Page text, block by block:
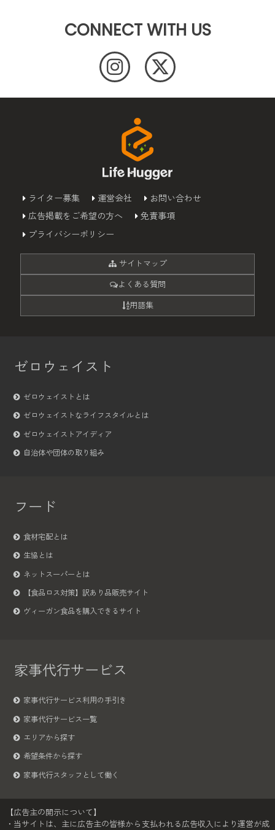
CONNECT WITH US
ライター募集 運営会社
お問い合わせ
広告掲載をご希望の方へ
免責事項
プライバシーポリシー
サイトマップ
よくある質問
用語集
ゼロウェイスト
ゼロウェイストとは
ゼロウェイストなライフスタイルとは
ゼロウェイストアイディア
自治体や団体の取り組み
フード
食材宅配とは
生協とは
ネットスーパーとは
【食品ロス対策】訳あり品販売サイト
ヴィーガン食品を購入できるサイト
家事代行サービス
家事代行サービス利用の手引き
家事代行サービス一覧
エリアから探す
希望条件から探す
家事代行スタッフとして働く
【広告主の開示について】
・当サイトは、主に広告主の皆様から支払われる広告収入により運営が成